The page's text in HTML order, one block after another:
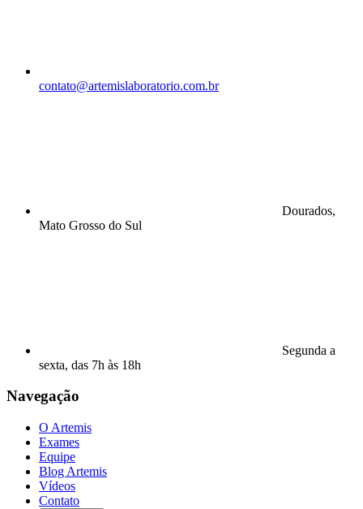
contato@artemislaboratorio.com.br
Dourados,
Mato Grosso do Sul
Segunda a
sexta, das 7h às 18h
Navegação
O Artemis
Exames
Equipe
Blog Artemis
Vídeos
Contato